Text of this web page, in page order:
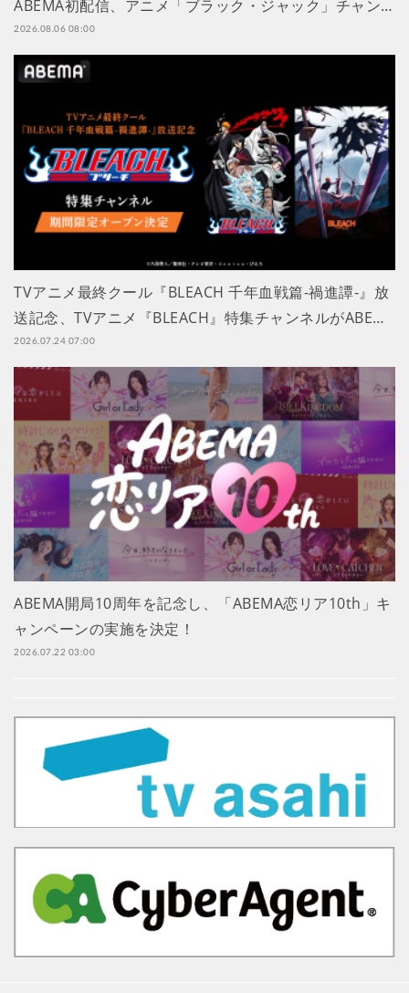
ABEMA初配信、アニメ「ブラック・ジャック」チャン…
2026.08.06 08:00
TVアニメ最終クール『BLEACH 千年血戦篇-禍進譚-』放
送記念、TVアニメ『BLEACH』特集チャンネルがABE…
2026.07.24 07:00
ABEMA開局10周年を記念し、「ABEMA恋リア10th」キ
ャンペーンの実施を決定！
2026.07.22 03:00